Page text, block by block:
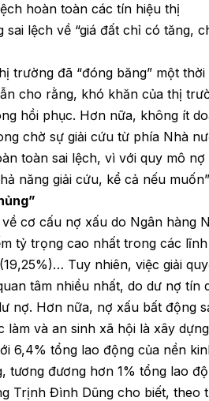
hoàn toàn các tín hiệu thị
lệch về “giá đất chỉ có tăng,
trường đã “đóng băng” một
cho rằng, khó khăn của thị
hồi phục. Hơn nữa, không ít
chờ sự giải cứu từ phía Nhà
toàn sai lệch, vì với quy mô
năng giải cứu, kể cả nếu
cơ cấu nợ xấu do Ngân hàng
tỷ trọng cao nhất trong các
Tuy nhiên, việc giải
tâm nhiều nhất, do dư nợ tín
nợ. Hơn nữa, nợ xấu bất động
làm và an sinh xã hội là xây
6,4% tổng lao động của nền
tương đương hơn 1% tổng lao
Trịnh Đình Dũng cho biết,